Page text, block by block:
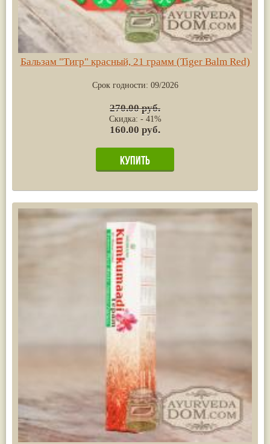
Бальзам "Тигр" красный, 21 грамм (Tiger Balm Red)
Срок годности: 09/2026
270.00 руб.
Скидка: - 41%
160.00 руб.